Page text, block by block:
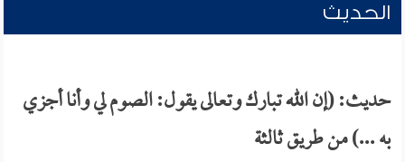
الحديث
حديث: (إن الله تبارك وتعالى يقول: الصوم لي وأنا أجزي
به ...) من طريق ثالثة